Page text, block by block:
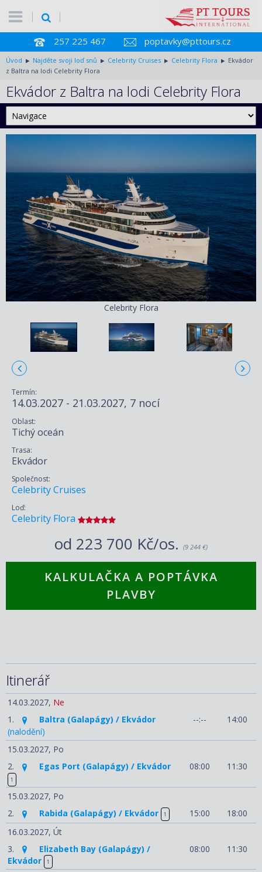
257 225 467 poptavky@pttours.cz
Úvod Najděte svoji loď snů Celebrity Cruises Celebrity Flora
Ekvádor
z Baltra na lodi Celebrity Flora
Ekvádor z Baltra na lodi Celebrity Flora
Celebrity Flora
Termín:
14.03.2027 - 21.03.2027, 7 nocí
Oblast:
Tichý oceán
Trasa:
Ekvádor
Společnost:
Celebrity Cruises
Loď:
Celebrity Flora
od 223 700 Kč/os. (9 244 €)
KALKULAČKA A POPTÁVKA
PLAVBY
Itinerář
14.03.2027, Ne
1.
Baltra (Galapágy) / Ekvádor
(nalodění)
--:-- 14:00
15.03.2027, Po
2.
Egas Port (Galapágy) / Ekvádor
1
08:00 11:30
15.03.2027, Po
2.
Rabida (Galapágy) / Ekvádor 1 15:00
18:00
16.03.2027, Út
3.
Elizabeth Bay (Galapágy) /
Ekvádor
1
08:00 11:30